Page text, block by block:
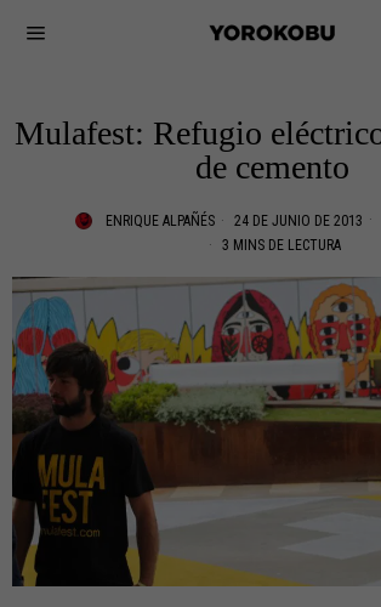
Mulafest: Refugio
de cemento
ENRIQUE ALPAÑÉS 24 DE JUNIO DE 2013
3 MINS DE LECTURA